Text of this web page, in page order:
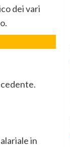
dei vari
in